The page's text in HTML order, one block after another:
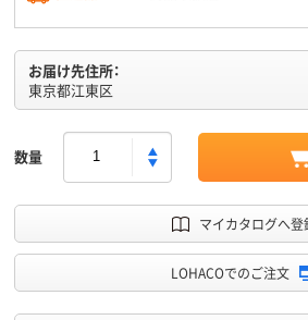
お届け先住所：
東京都江東区
数量
マイカタログへ登
LOHACOでのご注文